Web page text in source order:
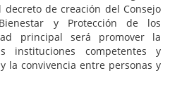
de creación del Consejo
y Protección de los
principal será promover la
instituciones competentes y
la convivencia entre personas y